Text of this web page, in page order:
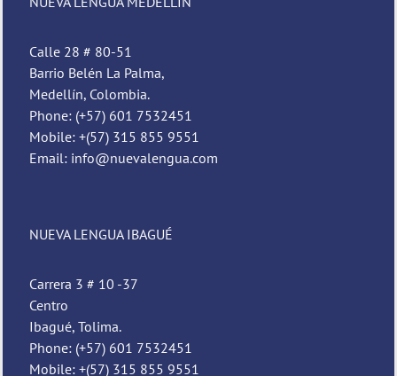
Calle 28 # 80-51
Barrio Belén La Palma,
Medellín, Colombia.
Phone: (+57) 601 7532451
Mobile: +(57) 315 855 9551
Email: info@nuevalengua.com
NUEVA LENGUA IBAGUÉ
Carrera 3 # 10 -37
Centro
Ibagué, Tolima.
Phone: (+57) 601 7532451
Mobile: +(57) 315 855 9551